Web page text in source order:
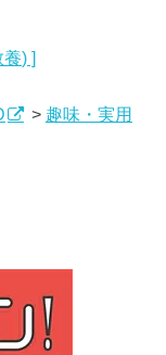
) ]
> 趣味・実用